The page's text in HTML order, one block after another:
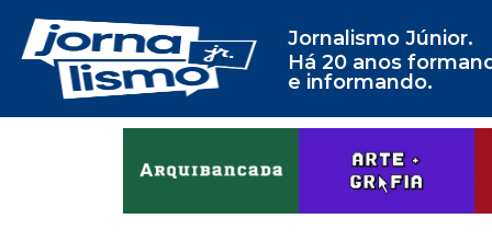
Jornalismo Júnior.
Há 20 anos
e informando.